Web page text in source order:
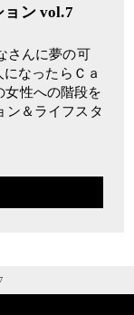
ョン vol.7
さんに夢の可
なったらＣａ
女性への階段を
ン＆ライフスタ